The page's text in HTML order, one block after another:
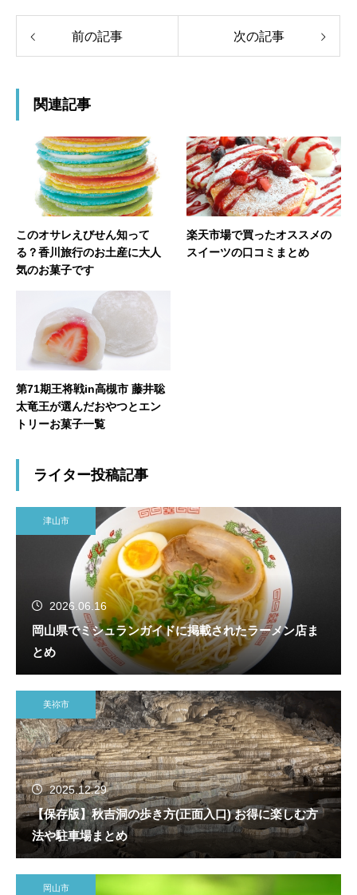
前の記事 次の記事
関連記事
このオサレえびせん知って
る？香川旅行のお土産に大人
気のお菓子です
楽天市場で買ったオススメの
スイーツの口コミまとめ
第71期王将戦in高槻市 藤井聡
太竜王が選んだおやつとエン
トリーお菓子一覧
ライター投稿記事
津山市
2026.06.16
岡山県でミシュランガイドに掲載されたラーメン店ま
とめ
美祢市
2025.12.29
【保存版】秋吉洞の歩き方(正面入口) お得に楽しむ方
法や駐車場まとめ
岡山市